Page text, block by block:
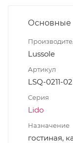
Основные
Lussole
Артикул
LSQ-0211-02
Серия
Lido
Назначение
гостиная,